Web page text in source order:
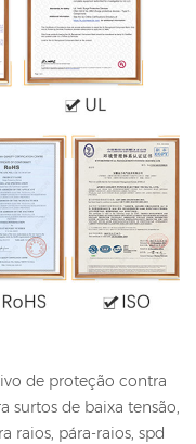
de proteção contra
surtos de baixa tensão,
raios, pára-raios, spd